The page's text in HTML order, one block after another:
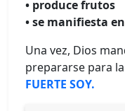
• produce frutos
• se manifiesta
Una vez, Dios
prepararse para
FUERTE SOY.